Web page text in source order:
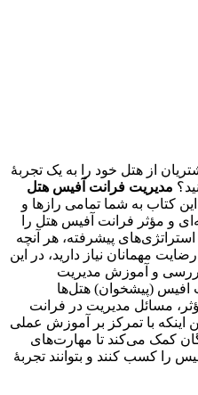
از هتل خود را به یک تجربۀ
مدیریت فرانت آفیس هتل
کتاب به شما تمامی رازها و
و مؤثر فرانت آفیس هتل را
پیشرفته، هر آنچه
مهمانان نیاز دارید، در این
و آموزش مدیریت
(پیشخوان) هتل‌ها
مسائل مدیریت در فرانت
با تمرکز بر آموزش عملی
کمک می‌کند تا مهارت‌های
را کسب کنند و بتوانند تجربۀ